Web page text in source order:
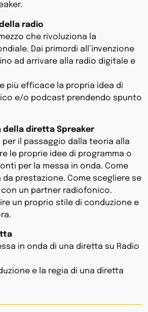
della radio
che rivoluziona la
Dai primordi all’invenzione
ad arrivare alla radio digitale e
più efficace la propria idea di
e/o podcast prendendo spunto
della diretta Spreaker
per il passaggio dalla teoria alla
le proprie idee di programma o
per la messa in onda. Come
da prestazione. Come scegliere se
un partner radiofonico.
un proprio stile di conduzione e
in onda di una diretta su Radio
e la regia di una diretta